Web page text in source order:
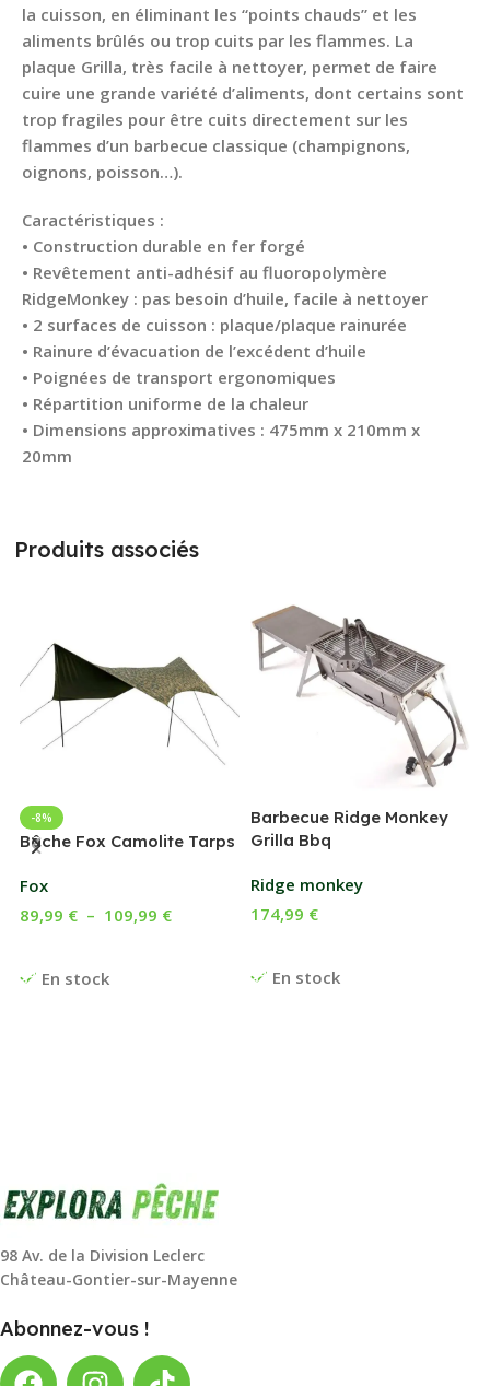
la cuisson, en éliminant les “points chauds” et les
aliments brûlés ou trop cuits par les flammes. La
plaque Grilla, très facile à nettoyer, permet de faire
cuire une grande variété d’aliments, dont certains sont
trop fragiles pour être cuits directement sur les
flammes d’un barbecue classique (champignons,
oignons, poisson…).
Caractéristiques :
• Construction durable en fer forgé
• Revêtement anti-adhésif au fluoropolymère
RidgeMonkey : pas besoin d’huile, facile à nettoyer
• 2 surfaces de cuisson : plaque/plaque rainurée
• Rainure d’évacuation de l’excédent d’huile
• Poignées de transport ergonomiques
• Répartition uniforme de la chaleur
• Dimensions approximatives : 475mm x 210mm x
20mm
Produits associés
-8%
Bâche Fox Camolite Tarps
Fox
En stock
89,99 € – 109,99 €
Barbecue Ridge Monkey
Grilla Bbq
Ridge monkey
En stock
174,99 €
98 Av. de la Division Leclerc
Château-Gontier-sur-Mayenne
Abonnez-vous !